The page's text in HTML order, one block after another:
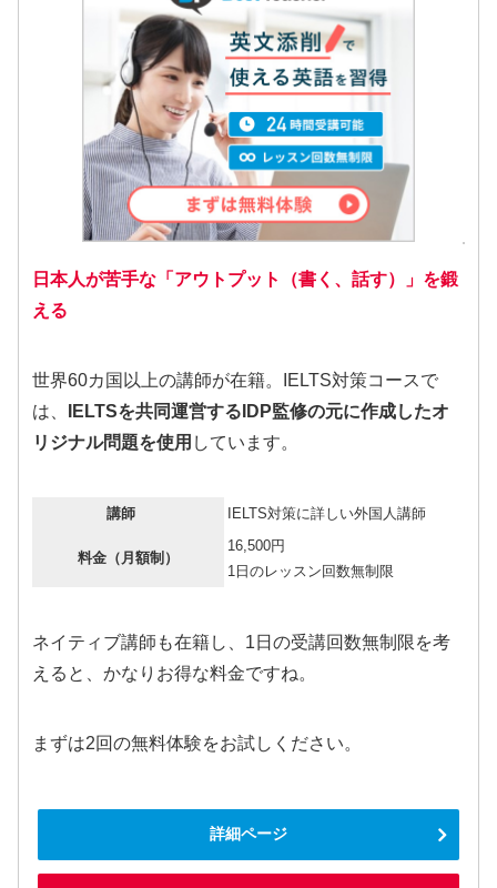
日本人が苦手な「アウトプット（書く、話す）」を鍛
える
世界60カ国以上の講師が在籍。IELTS対策コースで
は、
IELTSを共同運営するIDP監修の元に作成したオ
リジナル問題を使用 しています。
講師 IELTS対策に詳しい外国人講師
料金（月額制）
16,500円
1日のレッスン回数無制限
ネイティブ講師も在籍し、1日の受講回数無制限を考
えると、かなりお得な料金ですね。
まずは2回の無料体験をお試しください。
詳細ページ